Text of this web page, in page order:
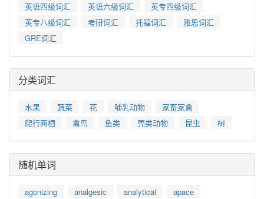
英语四级词汇 英语六级词汇
英专四级词汇
英专八级词汇
考研词汇 托福词汇
雅思词汇
GRE词汇
分类词汇
水果 蔬菜 花 哺乳动物
家畜家禽
爬行两栖
禽鸟 鱼类 壳类动物 昆虫 树
随机单词
agonizing analgesic analytical apace